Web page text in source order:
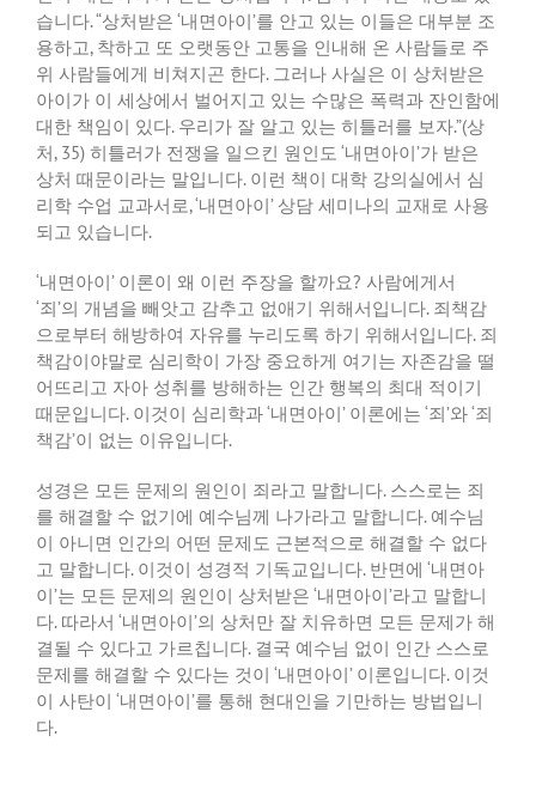
습니다. “상처받은 ‘내면아이’를 안고 있는 이들은 대부분 조
용하고, 착하고 또 오랫동안 고통을 인내해 온 사람들로 주
위 사람들에게 비쳐지곤 한다. 그러나 사실은 이 상처받은
아이가 이 세상에서 벌어지고 있는 수많은 폭력과 잔인함에
대한 책임이 있다. 우리가 잘 알고 있는 히틀러를 보자.”(상
처, 35) 히틀러가 전쟁을 일으킨 원인도 ‘내면아이’가 받은
상처 때문이라는 말입니다. 이런 책이 대학 강의실에서 심
리학 수업 교과서로, ‘내면아이’ 상담 세미나의 교재로 사용
되고 있습니다.
‘내면아이’ 이론이 왜 이런 주장을 할까요? 사람에게서
‘죄’의 개념을 빼앗고 감추고 없애기 위해서입니다. 죄책감
으로부터 해방하여 자유를 누리도록 하기 위해서입니다. 죄
책감이야말로 심리학이 가장 중요하게 여기는 자존감을 떨
어뜨리고 자아 성취를 방해하는 인간 행복의 최대 적이기
때문입니다. 이것이 심리학과‘내면아이’ 이론에는 ‘죄’와‘죄
책감’이 없는 이유입니다.
성경은 모든 문제의 원인이 죄라고 말합니다. 스스로는 죄
를 해결할 수 없기에 예수님께 나가라고 말합니다. 예수님
이 아니면 인간의 어떤 문제도 근본적으로 해결할 수 없다
고 말합니다. 이것이 성경적 기독교입니다. 반면에 ‘내면아
이’는 모든 문제의 원인이 상처받은 ‘내면아이’라고 말합니
다. 따라서 ‘내면아이’의 상처만 잘 치유하면 모든 문제가 해
결될 수 있다고 가르칩니다. 결국 예수님 없이 인간 스스로
문제를 해결할 수 있다는 것이 ‘내면아이’ 이론입니다. 이것
이 사탄이 ‘내면아이’를 통해 현대인을 기만하는 방법입니
다.